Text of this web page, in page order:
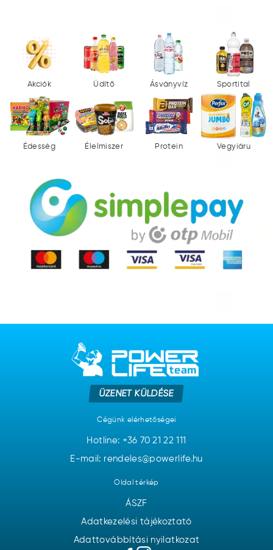
Akciók Üdítő Ásványvíz Sportital
Édesség Élelmiszer Protein Vegyiáru
ÜZENET KÜLDÉSE
Cégünk elérhetőségei
Hotline: +36 70 21 22 111
E-mail: rendeles@powerlife.hu
Oldal térkép
ÁSZF
Adatkezelési tájékoztató
Adattovábbítási nyilatkozat